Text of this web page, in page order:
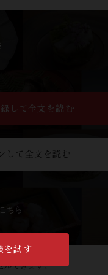
して全文を読む
して全文を読む
ちら
ルできます。
を試す